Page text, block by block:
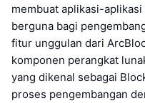
membuat aplikasi-
berguna bagi
fitur unggulan dari
komponen perangkat
yang dikenal sebagai
proses pengembangan